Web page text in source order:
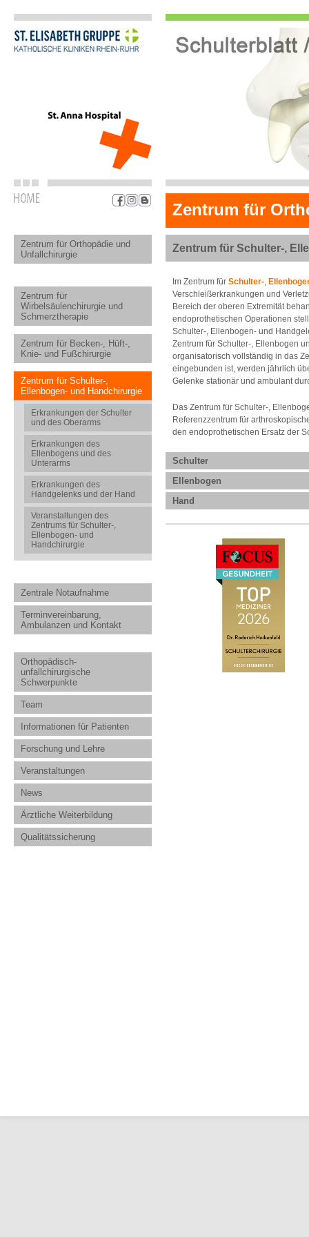
Zentrum für
Zentrum für Orthopädie und
Unfallchirurgie
Zentrum für
Wirbelsäulenchirurgie und
Schmerztherapie
Zentrum für Becken-, Hüft-,
Knie- und Fußchirurgie
Zentrum für Schulter-,
Ellenbogen- und Handchirurgie
Erkrankungen der Schulter
und des Oberarms
Erkrankungen des
Ellenbogens und des
Unterarms
Erkrankungen des
Handgelenks und der Hand
Veranstaltungen des
Zentrums für Schulter-,
Ellenbogen- und
Handchirurgie
Zentrale Notaufnahme
Terminvereinbarung,
Ambulanzen und Kontakt
Orthopädisch-
unfallchirurgische
Schwerpunkte
Team
Informationen für Patienten
Forschung und Lehre
Veranstaltungen
News
Ärztliche Weiterbildung
Qualitätssicherung
Zentrum für Schulter-,
Im Zentrum für Schulter-,
Verschleißerkrankungen und
Bereich der oberen Extremität
endoprothetischen Operationen
Schulter-, Ellenbogen- und
Zentrum für Schulter-, Ellenbogen
organisatorisch vollständig in das
eingebunden ist, werden jährlich
Gelenke stationär und ambulant
Das Zentrum für Schulter-,
Referenzzentrum für
den endoprothetischen Ersatz der
Schulter
Ellenbogen
Hand